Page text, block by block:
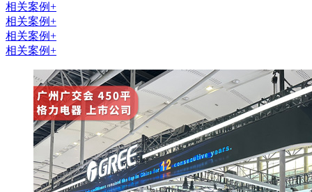
相关案例+
相关案例+
相关案例+
相关案例+